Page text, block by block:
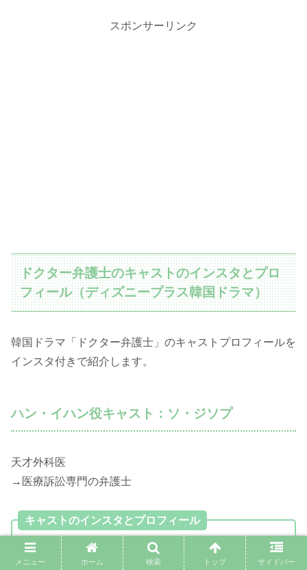
スポンサーリンク
ドクター弁護士のキャストのインスタとプロ
フィール（ディズニープラス韓国ドラマ）
韓国ドラマ「ドクター弁護士」のキャストプロフィールを
インスタ付きで紹介します。
ハン・イハン役キャスト：ソ・ジソプ
天才外科医
→医療訴訟専門の弁護士
キャストのインスタとプロフィール
メニュー ホーム 検索 トップ サイドバー